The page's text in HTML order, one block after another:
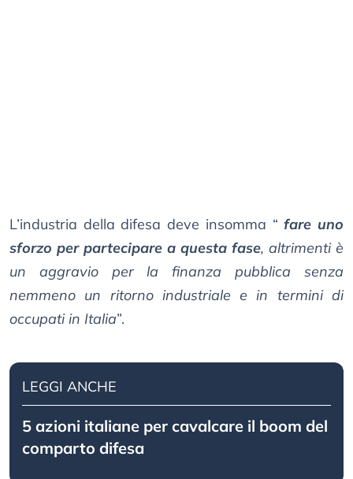
L’industria della difesa deve insomma “ fare uno
sforzo per partecipare a questa fase, altrimenti è
un aggravio per la finanza pubblica senza
nemmeno un ritorno industriale e in termini di
occupati in Italia”.
LEGGI ANCHE
5 azioni italiane per cavalcare il boom del
comparto difesa